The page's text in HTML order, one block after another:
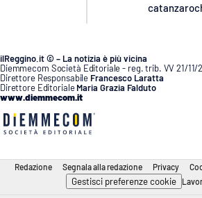
ilReggino.it © – La notizia è più vicina
Diemmecom Società Editoriale - reg. trib. VV 21/11/
Direttore Responsabile Francesco Laratta
Direttore Editoriale Maria Grazia Falduto
www.diemmecom.it
Redazione Segnala alla redazione Privacy
Gestisci preferenze cookie